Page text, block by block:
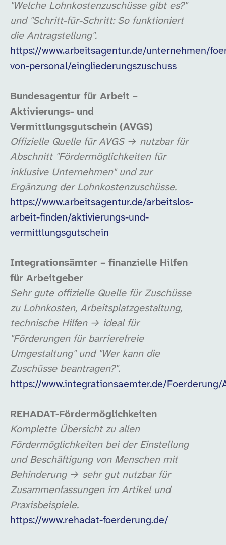
"Welche Lohnkostenzuschüsse gibt es?"
und "Schritt-für-Schritt: So funktioniert
die Antragstellung".
https://www.arbeitsagentur.de/unternehmen/
von-personal/eingliederungszuschuss
Bundesagentur für Arbeit –
Aktivierungs- und
Vermittlungsgutschein (AVGS)
Offizielle Quelle für AVGS → nutzbar für
Abschnitt "Fördermöglichkeiten für
inklusive Unternehmen" und zur
Ergänzung der Lohnkostenzuschüsse.
https://www.arbeitsagentur.de/arbeitslos-
arbeit-finden/aktivierungs-und-
vermittlungsgutschein
Integrationsämter – finanzielle Hilfen
für Arbeitgeber
Sehr gute offizielle Quelle für Zuschüsse
zu Lohnkosten, Arbeitsplatzgestaltung,
technische Hilfen → ideal für
"Förderungen für barrierefreie
Umgestaltung" und "Wer kann die
Zuschüsse beantragen?".
https://www.integrationsaemter.de/
REHADAT-Fördermöglichkeiten
Komplette Übersicht zu allen
Fördermöglichkeiten bei der Einstellung
und Beschäftigung von Menschen mit
Behinderung → sehr gut nutzbar für
Zusammenfassungen im Artikel und
Praxisbeispiele.
https://www.rehadat-foerderung.de/